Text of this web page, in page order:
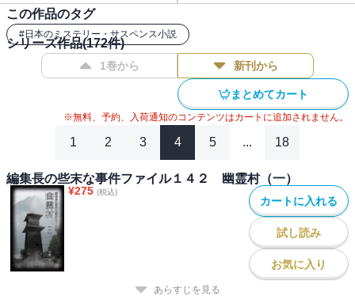
この作品のタグ
#日本のミステリー・サスペンス小説
シリーズ作品(172件)
1巻から 新刊から
まとめてカート
※無料、予約、入荷通知のコンテンツはカートに追加されません。
1 2 3 4 5 ... 18
編集長の些末な事件ファイル１４２ 幽霊村（一）
¥275 (税込)
カートに入れる
試し読み
お気に入り
あらすじを見る